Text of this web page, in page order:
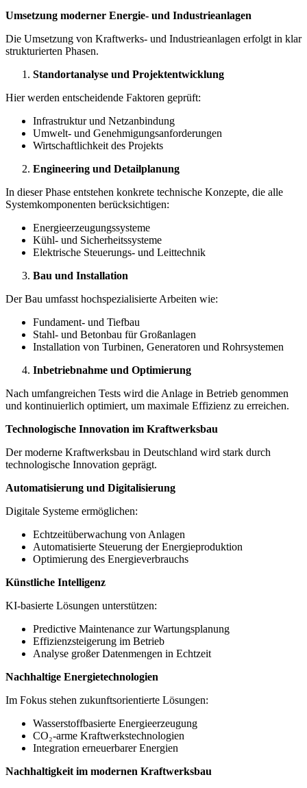
Umsetzung moderner Energie- und Industrieanlagen
Die Umsetzung von Kraftwerks- und Industrieanlagen erfolgt in klar
strukturierten Phasen.
Standortanalyse und Projektentwicklung
Hier werden entscheidende Faktoren geprüft:
Infrastruktur und Netzanbindung
Umwelt- und Genehmigungsanforderungen
Wirtschaftlichkeit des Projekts
Engineering und Detailplanung
In dieser Phase entstehen konkrete technische Konzepte, die alle
Systemkomponenten berücksichtigen:
Energieerzeugungssysteme
Kühl- und Sicherheitssysteme
Elektrische Steuerungs- und Leittechnik
Bau und Installation
Der Bau umfasst hochspezialisierte Arbeiten wie:
Fundament- und Tiefbau
Stahl- und Betonbau für Großanlagen
Installation von Turbinen, Generatoren und Rohrsystemen
Inbetriebnahme und Optimierung
Nach umfangreichen Tests wird die Anlage in Betrieb genommen
und kontinuierlich optimiert, um maximale Effizienz zu erreichen.
Technologische Innovation im Kraftwerksbau
Der moderne Kraftwerksbau in Deutschland wird stark durch
technologische Innovation geprägt.
Automatisierung und Digitalisierung
Digitale Systeme ermöglichen:
Echtzeitüberwachung von Anlagen
Automatisierte Steuerung der Energieproduktion
Optimierung des Energieverbrauchs
Künstliche Intelligenz
KI-basierte Lösungen unterstützen:
Predictive Maintenance zur Wartungsplanung
Effizienzsteigerung im Betrieb
Analyse großer Datenmengen in Echtzeit
Nachhaltige Energietechnologien
Im Fokus stehen zukunftsorientierte Lösungen:
Wasserstoffbasierte Energieerzeugung
CO₂-arme Kraftwerkstechnologien
Integration erneuerbarer Energien
Nachhaltigkeit im modernen Kraftwerksbau